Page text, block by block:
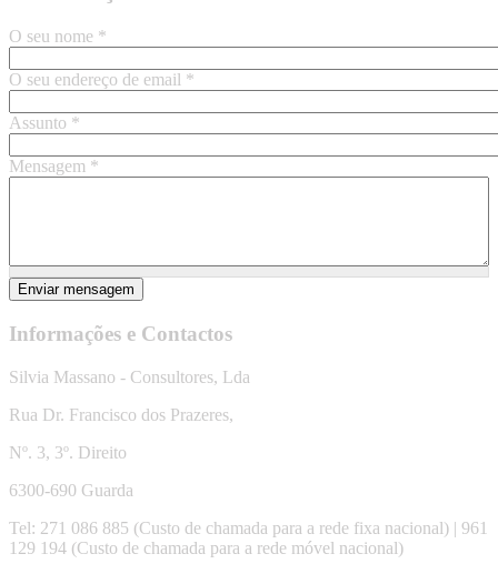
O seu nome *
O seu endereço de email *
Assunto *
Mensagem *
Enviar mensagem
Informações e Contactos
Silvia Massano - Consultores, Lda
Rua Dr. Francisco dos Prazeres,
Nº. 3, 3º. Direito
6300-690 Guarda
Tel: 271 086 885 (Custo de chamada para a rede fixa nacional) | 961
129 194 (Custo de chamada para a rede móvel nacional)